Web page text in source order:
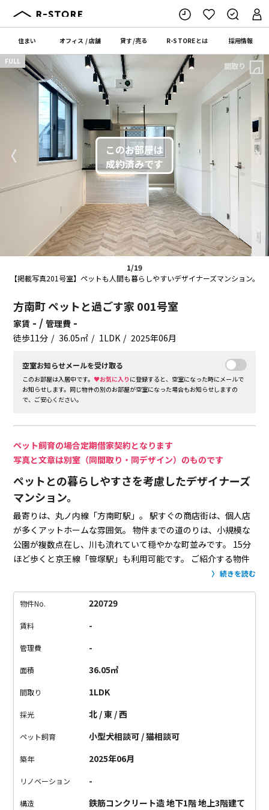
住まい オフィス /店舗 貸す/売る R-STOREとは 採用情報
1/19
【掲載写真201号室】ペットも人間も暮らしやすいデザイナーズマンション。
〈 〉
FULL 間取り
方南町 ペットと過ごす家 001号室
家賃 - /管理費 -
徒歩11分 36.05㎡ 1LDK 2025年06月
空室お知らせメールを受け取る
このお部屋は入居中です。♥お気に入り に登録すると、空室になった時にメールで
お知らせします。同じ物件の別のお部屋が空室になった場合もお知らせしますの
で、ご安心ください。
ペット飼育の場合定期借家契約となります
写真と文章は別室（同間取り・同デザイン）のものです
ペットとの暮らしやすさを考慮したデザイナーズ
マンション。
最寄りは、丸ノ内線「方南町駅」。 駅すぐの商店街は、個人店
が多くアットホームな雰囲気。 物件までの道のりは、小規模な
公園が複数点在し、川も流れていて穏やかな町並みです。
15分
ほど歩くと京王線「笹塚駅」も利用可能です。
ご紹介する物件
は、ペットと共生するために建てられたデザイナーズ。お散歩
リードフックと足洗用のシンクが備わっています。
を採用。
ペットも人間も快適に過ごせる設備が整っているので
す。お部屋は、全室角部屋の1LDKタイプ。
という嬉しいポイントも。ペットとくつろぎながら、大画面で
映画やドラマを楽しめちゃう。
続きを読む
物件No. 220729
賃料 -
管理費 -
面積 36.05㎡
間取り 1LDK
採光 北 / 東 / 西
ペット飼育 小型犬相談可 / 猫相談可
築年 2025年06月
リノベーション -
構造 鉄筋コンクリート造 地下1階 地上3階建て